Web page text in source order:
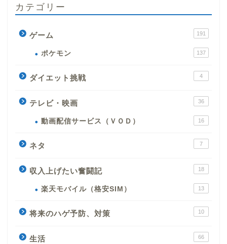
カテゴリー
ゲーム 191
ポケモン 137
ダイエット挑戦 4
テレビ・映画 36
動画配信サービス（ＶＯＤ） 16
ネタ 7
収入上げたい奮闘記 18
楽天モバイル（格安SIM） 13
将来のハゲ予防、対策 10
生活 66